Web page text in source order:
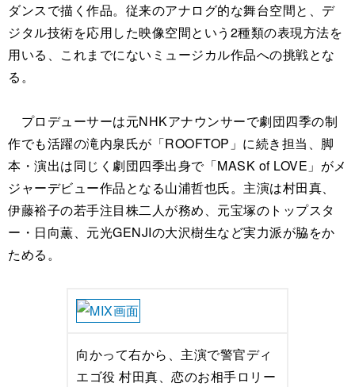
ダンスで描く作品。従来のアナログ的な舞台空間と、デ
ジタル技術を応用した映像空間という2種類の表現方法を
用いる、これまでにないミュージカル作品への挑戦とな
る。
プロデューサーは元NHKアナウンサーで劇団四季の制
作でも活躍の滝内泉氏が「ROOFTOP」に続き担当、脚
本・演出は同じく劇団四季出身で「MASK of LOVE」がメ
ジャーデビュー作品となる山浦哲也氏。主演は村田真、
伊藤裕子の若手注目株二人が務め、元宝塚のトップスタ
ー・日向薫、元光GENJIの大沢樹生など実力派が脇をか
ためる。
向かって右から、主演で警官ディ
エゴ役 村田真、恋のお相手ロリー